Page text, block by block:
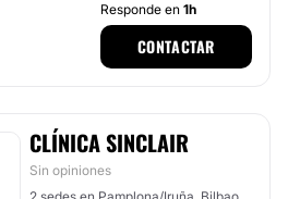
Responde en 1h
CONTACTAR
CLÍNICA SINCLAIR
Sin opiniones